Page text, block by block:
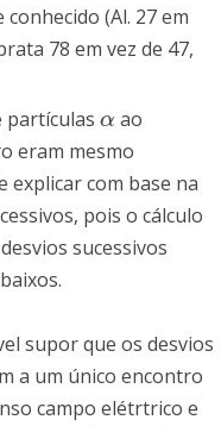
(Al. 27 em
78 em vez de 47,
partículas α
α ao
eram mesmo
explicar com base na
pois o cálculo
sucessivos
supor que os desvios
a um único encontro
campo elétrtrico e